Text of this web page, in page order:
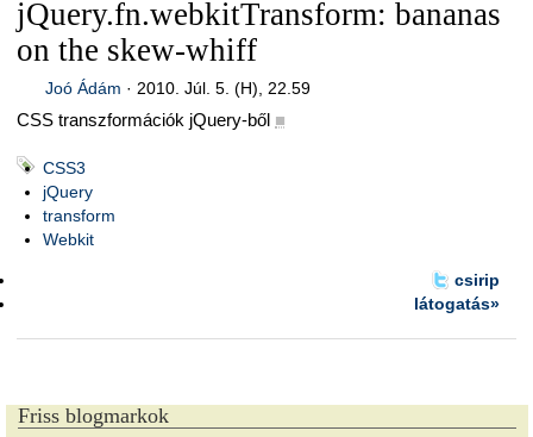
jQuery.fn.webkitTransform: bananas
on the skew-whiff
Joó Ádám · 2010. Júl. 5. (H), 22.59
CSS transzformációk jQuery-ből ■
CSS3
jQuery
transform
Webkit
csirip
látogatás»
Friss blogmarkok